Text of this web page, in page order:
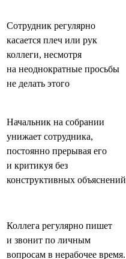
Сотрудник регулярно
касается плеч или рук
коллеги, несмотря
на неоднократные просьбы
не делать этого
Начальник на собрании
унижает сотрудника,
постоянно прерывая его
и критикуя без
конструктивных объяснений
Коллега регулярно пишет
и звонит по личным
вопросам в нерабочее время.